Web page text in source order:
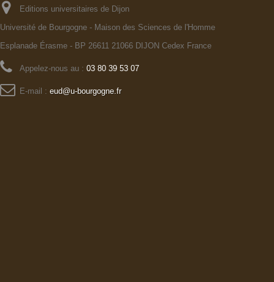
Editions universitaires de Dijon
Université de Bourgogne - Maison des Sciences de l'Homme
Esplanade Érasme - BP 26611 21066 DIJON Cedex France
Appelez-nous au : 03 80 39 53 07
E-mail : eud@u-bourgogne.fr